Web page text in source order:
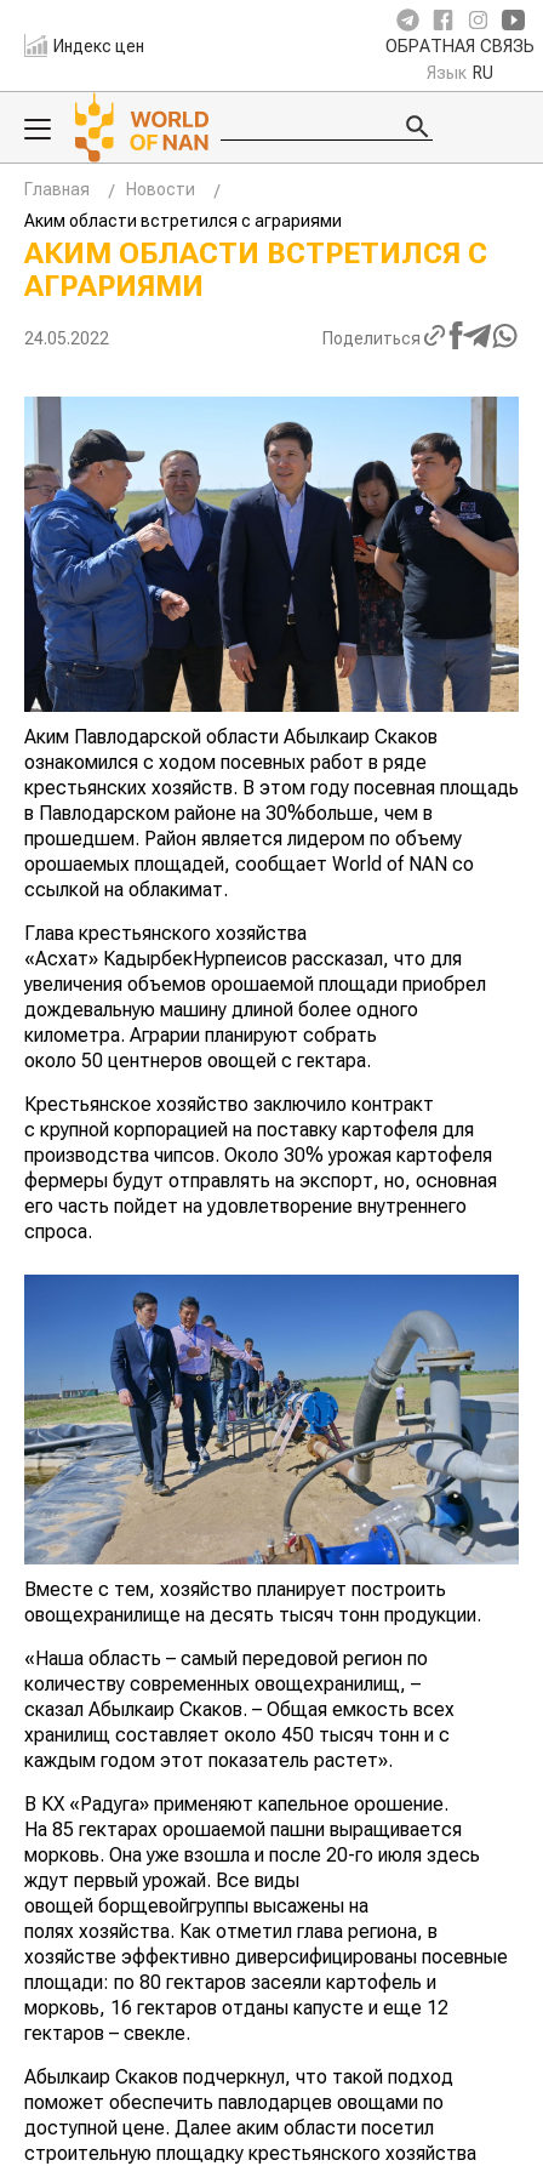
Индекс цен ОБРАТНАЯ СВЯЗЬ
Язык RU
Главная
Новости
Аким области встретился с аграриями
АКИМ ОБЛАСТИ ВСТРЕТИЛСЯ С
АГРАРИЯМИ
24.05.2022 Поделиться
Аким Павлодарской области Абылкаир Скаков
ознакомился с ходом посевных работ в ряде
крестьянских хозяйств. В этом году посевная площадь
в Павлодарском районе на 30%больше, чем в
прошедшем. Район является лидером по объему
орошаемых площадей, сообщает World of NAN со
ссылкой на облакимат.
Глава крестьянского хозяйства
«Асхат» КадырбекНурпеисов рассказал, что для
увеличения объемов орошаемой площади приобрел
дождевальную машину длиной более одного
километра. Аграрии планируют собрать
около 50 центнеров овощей с гектара.
Крестьянское хозяйство заключило контракт
с крупной корпорацией на поставку картофеля для
производства чипсов. Около 30% урожая картофеля
фермеры будут отправлять на экспорт, но, основная
его часть пойдет на удовлетворение внутреннего
спроса.
Вместе с тем, хозяйство планирует построить
овощехранилище на десять тысяч тонн продукции.
«Наша область – самый передовой регион по
количеству современных овощехранилищ, –
сказал Абылкаир Скаков. – Общая емкость всех
хранилищ составляет около 450 тысяч тонн и с
каждым годом этот показатель растет».
В КХ «Радуга» применяют капельное орошение.
На 85 гектарах орошаемой пашни выращивается
морковь. Она уже взошла и после 20-го июля здесь
ждут первый урожай. Все виды
овощей борщевойгруппы высажены на
полях хозяйства. Как отметил глава региона, в
хозяйстве эффективно диверсифицированы посевные
площади: по 80 гектаров засеяли картофель и
морковь, 16 гектаров отданы капусте и еще 12
гектаров – свекле.
Абылкаир Скаков подчеркнул, что такой подход
поможет обеспечить павлодарцев овощами по
доступной цене. Далее аким области посетил
строительную площадку крестьянского хозяйства